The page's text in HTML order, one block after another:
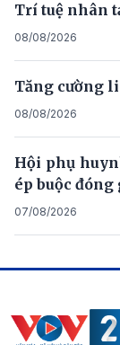
Trí tuệ nhân
08/08/2026
Tăng cường
08/08/2026
Hội phụ
ép buộc đóng
07/08/2026